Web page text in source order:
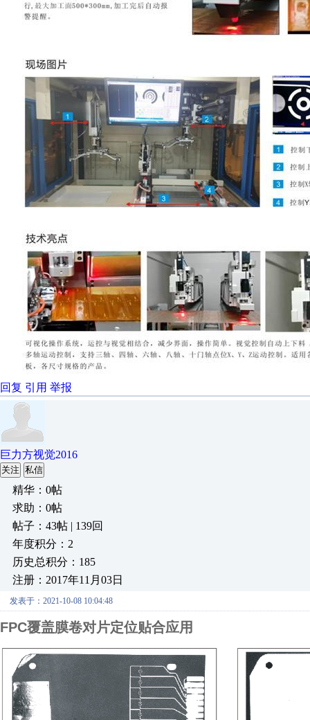
回复 引用 举报
巨力方视觉2016
关注 私信
精华：0帖
求助：0帖
帖子：43帖 | 139回
年度积分：2
历史总积分：185
注册：2017年11月03日
发表于：2021-10-08 10:04:48
FPC覆盖膜卷对片定位贴合应用